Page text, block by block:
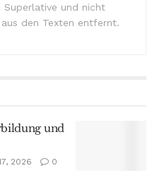
und nicht
den Texten entfernt.
und
2026
0